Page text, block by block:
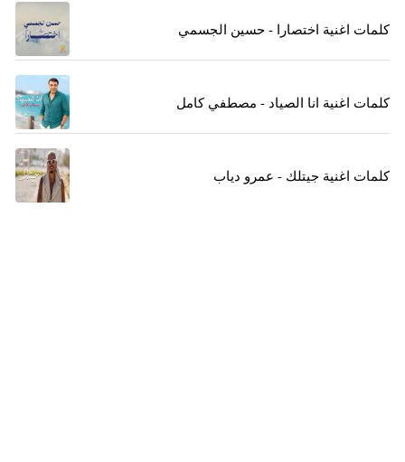
كلمات اغنية اختصارا - حسين الجسمي
كلمات اغنية انا الصياد - مصطفي كامل
كلمات اغنية جيتلك - عمرو دياب